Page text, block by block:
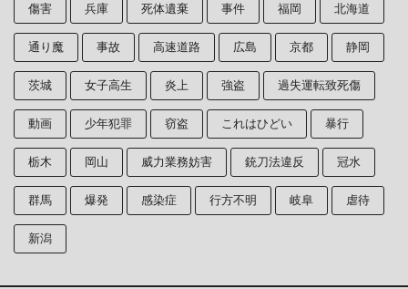
傷害 兵庫 死体遺棄 事件 福岡 北海道
通り魔 事故 高速道路 広島 京都 静岡
茨城 女子高生 炎上 強盗 過失運転致死傷
動画 少年犯罪 窃盗 これはひどい 暴行
栃木 岡山 威力業務妨害 銃刀法違反 冠水
群馬 爆発 感染症 行方不明 岐阜 虐待
新潟